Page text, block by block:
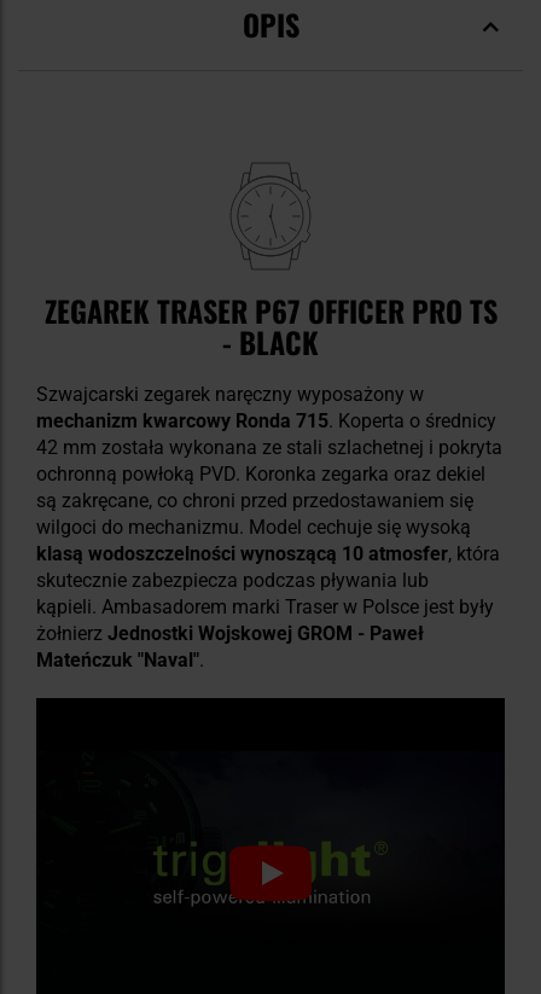
OPIS
ZEGAREK TRASER P67 OFFICER PRO TS
- BLACK
Szwajcarski zegarek naręczny wyposażony w
mechanizm kwarcowy Ronda 715. Koperta o średnicy
42 mm została wykonana ze stali szlachetnej i pokryta
ochronną powłoką PVD. Koronka zegarka oraz dekiel
są zakręcane, co chroni przed przedostawaniem się
wilgoci do mechanizmu. Model cechuje się wysoką
klasą wodoszczelności wynoszącą 10 atmosfer, która
skutecznie zabezpiecza podczas pływania lub
kąpieli. Ambasadorem marki Traser w Polsce jest były
żołnierz Jednostki Wojskowej GROM - Paweł
Mateńczuk "Naval".